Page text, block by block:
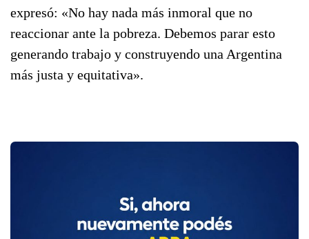
expresó: «No hay nada más inmoral que no
reaccionar ante la pobreza. Debemos parar esto
generando trabajo y construyendo una Argentina
más justa y equitativa».